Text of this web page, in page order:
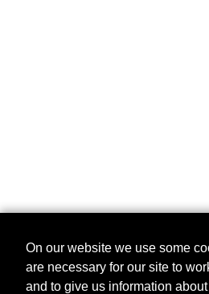
On our website we use some
are necessary for our site to
and to give us information